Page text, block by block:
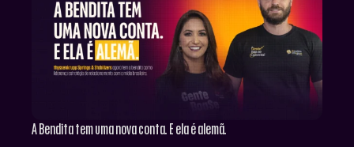
A Bendita tem uma nova conta. E ela é alemã.